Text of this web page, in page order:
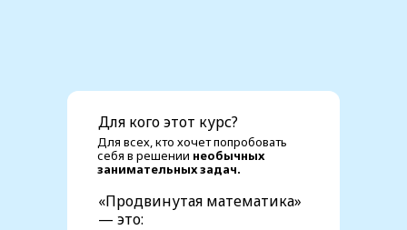
Для кого этот курс?
Для всех, кто хочет попробовать
себя в решении необычных
занимательных задач.
«Продвинутая математика»
— это: